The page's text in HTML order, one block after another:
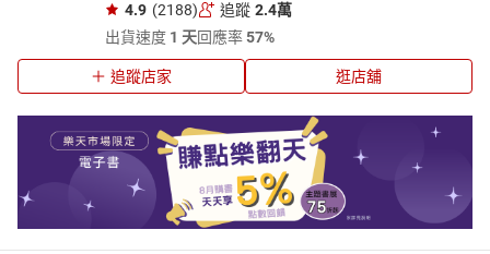
4.9 (2188) 追蹤 2.4萬
出貨速度 1 天回應率57%
追蹤店家 逛店舖